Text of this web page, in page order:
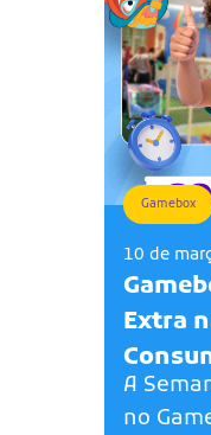
Gamebox
10 de
Extra
A
no